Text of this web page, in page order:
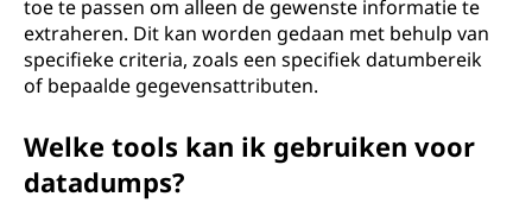
toe te passen om alleen de gewenste informatie te
extraheren. Dit kan worden gedaan met behulp van
specifieke criteria, zoals een specifiek datumbereik
of bepaalde gegevensattributen.
Welke tools kan ik gebruiken voor
datadumps?